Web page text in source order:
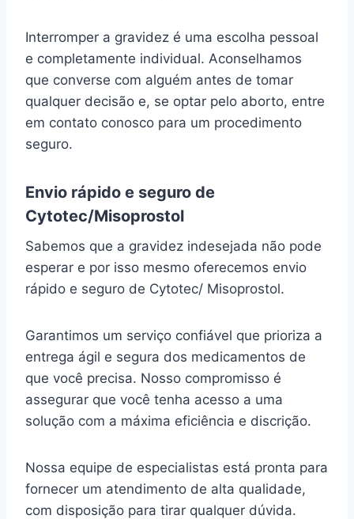
Interromper a gravidez é uma escolha pessoal
e completamente individual. Aconselhamos
que converse com alguém antes de tomar
qualquer decisão e, se optar pelo aborto, entre
em contato conosco para um procedimento
seguro.
Envio rápido e seguro de
Cytotec/Misoprostol
Sabemos que a gravidez indesejada não pode
esperar e por isso mesmo oferecemos envio
rápido e seguro de Cytotec/ Misoprostol.
Garantimos um serviço confiável que prioriza a
entrega ágil e segura dos medicamentos de
que você precisa. Nosso compromisso é
assegurar que você tenha acesso a uma
solução com a máxima eficiência e discrição.
Nossa equipe de especialistas está pronta para
fornecer um atendimento de alta qualidade,
com disposição para tirar qualquer dúvida.